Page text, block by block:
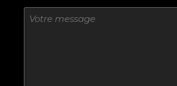
Sans
titre